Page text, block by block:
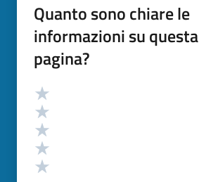
Quanto sono chiare le
informazioni su questa
pagina?
Valutazione